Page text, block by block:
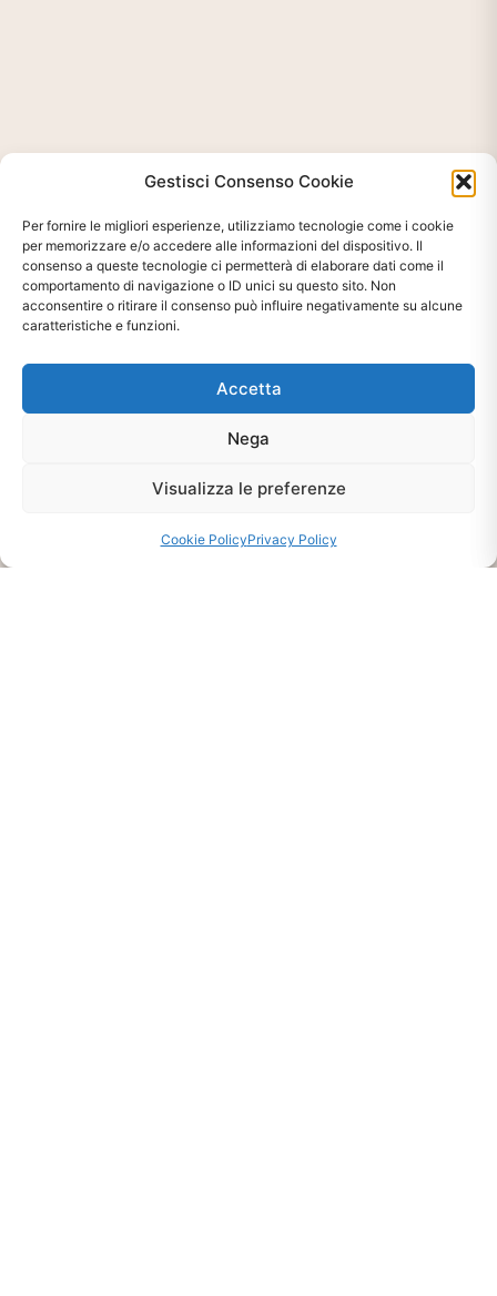
Gestisci Consenso Cookie
Per fornire le migliori esperienze, utilizziamo tecnologie come i cookie
per memorizzare e/o accedere alle informazioni del dispositivo. Il
consenso a queste tecnologie ci permetterà di elaborare dati come il
comportamento di navigazione o ID unici su questo sito. Non
acconsentire o ritirare il consenso può influire negativamente su alcune
caratteristiche e funzioni.
Accetta
Nega
Visualizza le preferenze
Cookie PolicyPrivacy Policy
Ti interessa?
Disponibilità Sul Prodotto